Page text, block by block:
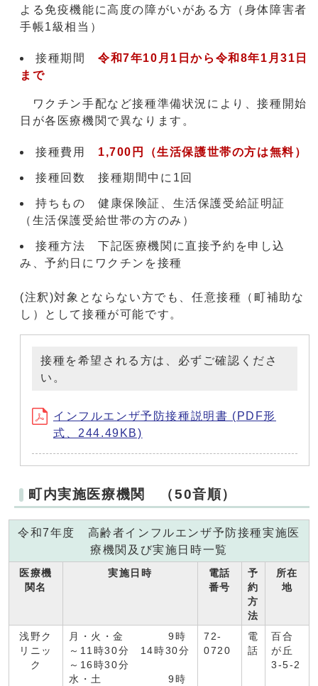
よる免疫機能に高度の障がいがある方（身体障害者
手帳1級相当）
接種期間 令和7年10月1日から 令和8年1月31日
まで
ワクチン手配など接種準備状況により、接種開始
日が各医療機関で異なります。
接種費用 1,700円（生活保護世帯の方は無料）
接種回数 接種期間中に1回
持ちもの
健康保険証、生活保護受給証明証
（生活保護受給世帯の方のみ）
接種方法
下記医療機関に直接予約を申し込
み、予約日にワクチンを接種
(注釈)対象とならない方でも、任意接種（町補助な
し）として接種が可能です。
接種を希望される方は、必ずご確認くださ
い。
インフルエンザ予防接種説明書 (PDF形
式、244.49KB)
町内実施医療機関 （50音順）
令和7年度 高齢者インフルエンザ予防接種実施医
療機関及び実施日時一覧
医療機
関名
実施日時
電話
番号
予
約
方
法
所在
地
浅野ク
リニッ
ク
月・火・金 9時
～11時30分 14時30分
～16時30分
水・土 9時
72-
0720
電
話
百合
が丘
3-5-2